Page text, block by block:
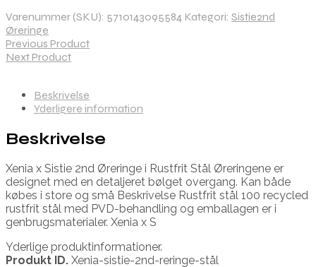
Varenummer (SKU): 5710143095584 Kategori: Sistie2nd
Øreringe
Previous Product
Next Product
Beskrivelse
Yderligere information
Beskrivelse
Xenia x Sistie 2nd Øreringe i Rustfrit Stål Øreringene er
designet med en detaljeret bølget overgang. Kan både
købes i store og små Beskrivelse Rustfrit stål 100 recycled
rustfrit stål med PVD-behandling og emballagen er i
genbrugsmaterialer. Xenia x S
Yderlige produktinformationer.
Produkt ID. Xenia-sistie-2nd-reringe-stål